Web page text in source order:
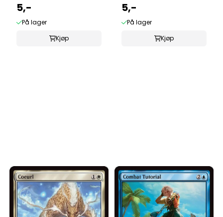
5,-
På lager
Kjøp
5,-
På lager
Kjøp